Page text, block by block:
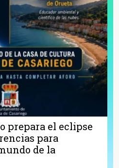
prepara el eclipse
para
de la